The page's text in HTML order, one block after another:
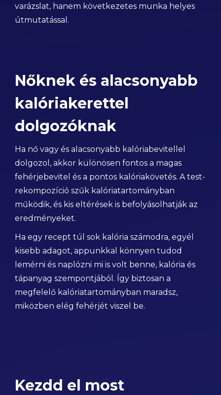
varázslat, hanem következetes munka helyes
útmutatással.
Nőknek és alacsonyabb
kalóriakerettel
dolgozóknak
Ha nő vagy és alacsonyabb kalóriabevitellel
dolgozol, akkor különösen fontos a magas
fehérjebevitel és a pontos kalóriakövetés. A test-
rekompozíció szűk kalóriatartományban
működik, és kis eltérések is befolyásolhatják az
eredményeket.
Ha egy recept túl sok kalória számodra, egyél
kisebb adagot, appunkkal könnyen tudod
lemérni és naplózni mi is volt benne, kalória és
tápanyag szempontjából. Így biztosan a
megfelelő kalóriatartományban maradsz,
miközben elég fehérjét viszel be.
Kezdd el most